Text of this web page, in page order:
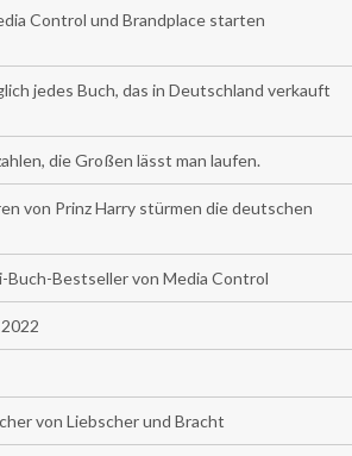
Control und Brandplace starten
jedes Buch, das in Deutschland verkauft
die Großen lässt man laufen.
von Prinz Harry stürmen die deutschen
Buch-Bestseller von Media Control
von Liebscher und Bracht